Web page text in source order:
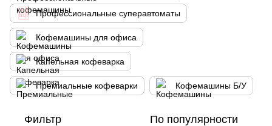
Профессиональные суперавтоматы
Кофемашины для офиса
Капельная кофеварка
Премиальные кофеварки Кофемашины Б/У
Фильтр По популярности